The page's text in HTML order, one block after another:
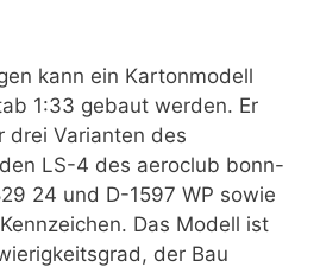
kann ein Kartonmodell
1:33 gebaut werden. Er
drei Varianten des
LS-4 des aeroclub bonn-
24 und D-1597 WP sowie
Das Modell ist
der Bau